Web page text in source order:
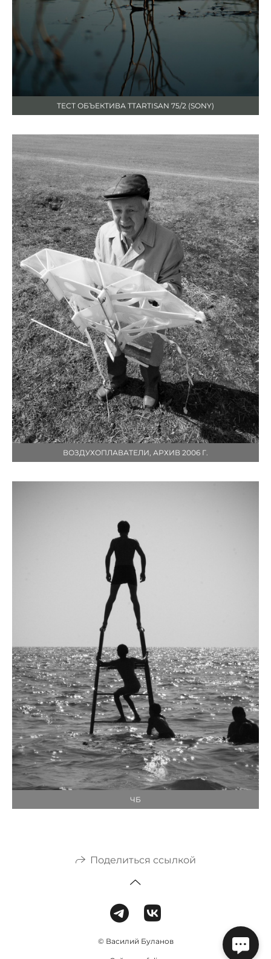
ТЕСТ ОБЪЕКТИВА TTARTISAN 75/2 (SONY)
ВОЗДУХОПЛАВАТЕЛИ, АРХИВ 2006 Г.
ЧБ
Поделиться ссылкой
© Василий Буланов